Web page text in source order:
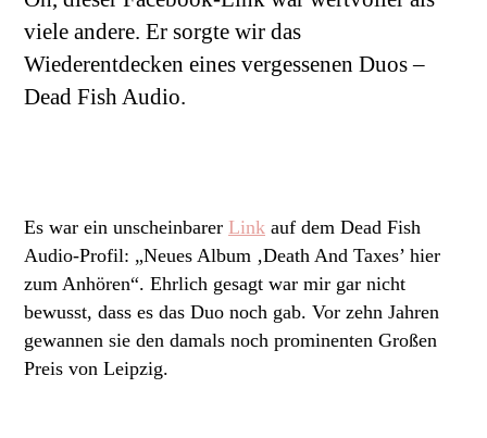
viele andere. Er sorgte wir das
Wiederentdecken eines vergessenen Duos –
Dead Fish Audio.
Es war ein unscheinbarer Link auf dem Dead Fish
Audio-Profil: „Neues Album ‚Death And Taxes’ hier
zum Anhören“. Ehrlich gesagt war mir gar nicht
bewusst, dass es das Duo noch gab. Vor zehn Jahren
gewannen sie den damals noch prominenten Großen
Preis von Leipzig.